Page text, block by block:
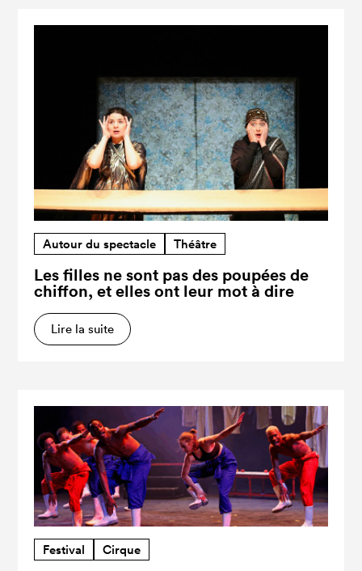
Autour du spectacle Théâtre
Les filles ne sont pas des poupées de
chiffon, et elles ont leur mot à dire
Lire la suite
Festival Cirque